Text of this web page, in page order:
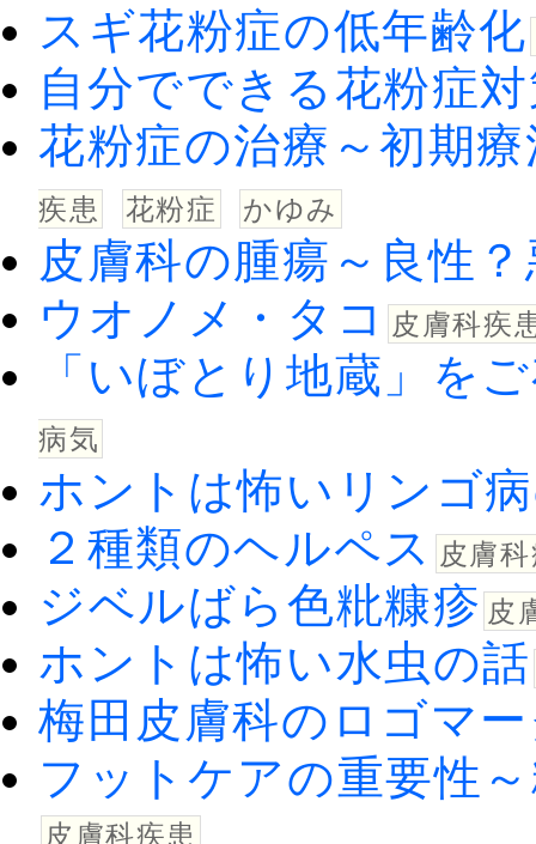
スギ花粉症の低年齢化
自分でできる花粉症
花粉症の治療～初期
疾患 花粉症 かゆみ
皮膚科の腫瘍～良性
ウオノメ・タコ
皮膚科疾
「いぼとり地蔵」を
病気
ホントは怖いリンゴ
２種類のヘルペス 皮膚
ジベルばら色粃糠疹 皮
ホントは怖い水虫の話
梅田皮膚科のロゴマ
フットケアの重要性
皮膚科疾患